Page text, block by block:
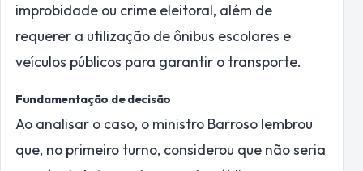
improbidade ou crime eleitoral, além de
requerer a utilização de ônibus escolares e
veículos públicos para garantir o transporte.
Fundamentação de decisão
Ao analisar o caso, o ministro Barroso lembrou
que, no primeiro turno, considerou que não seria